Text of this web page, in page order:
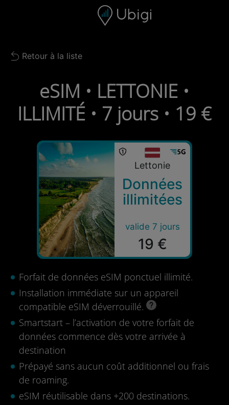
Barre de navigation Bas de page
Back to list
Retour à la liste
eSIM • LETTONIE •
ILLIMITÉ • 7 jours • 19 €
Lettonie
Données
illimitées
valide 7 jours
19 €
Forfait de données eSIM ponctuel illimité.
Installation immédiate sur un appareil
compatible eSIM déverrouillé.
Smartstart – l’activation de votre forfait de
données commence dès votre arrivée à
destination
Prépayé sans aucun coût additionnel ou frais
de roaming.
eSIM réutilisable dans +200 destinations.